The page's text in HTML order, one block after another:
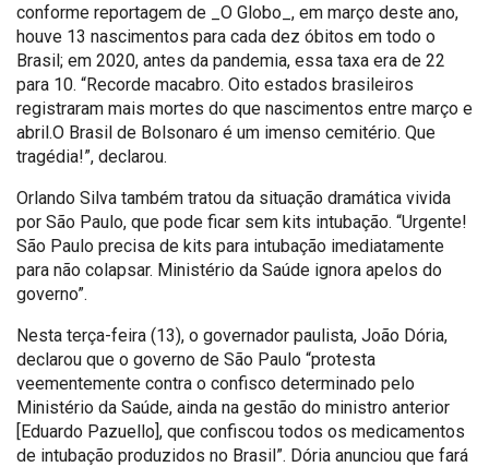
conforme reportagem de _O Globo_, em março deste ano,
houve 13 nascimentos para cada dez óbitos em todo o
Brasil; em 2020, antes da pandemia, essa taxa era de 22
para 10. “Recorde macabro. Oito estados brasileiros
registraram mais mortes do que nascimentos entre março e
abril.O Brasil de Bolsonaro é um imenso cemitério. Que
tragédia!”, declarou.
Orlando Silva também tratou da situação dramática vivida
por São Paulo, que pode ficar sem kits intubação. “Urgente!
São Paulo precisa de kits para intubação imediatamente
para não colapsar. Ministério da Saúde ignora apelos do
governo”.
Nesta terça-feira (13), o governador paulista, João Dória,
declarou que o governo de São Paulo “protesta
veementemente contra o confisco determinado pelo
Ministério da Saúde, ainda na gestão do ministro anterior
[Eduardo Pazuello], que confiscou todos os medicamentos
de intubação produzidos no Brasil”. Dória anunciou que fará